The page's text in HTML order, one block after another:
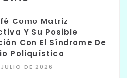
Como Matriz
Y Su Posible
Con El Síndrome De
Poliquístico
DE 2026